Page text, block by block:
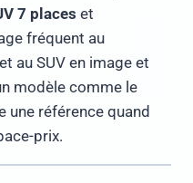
7 places et
fréquent au
au SUV en image et
modèle comme le
une référence quand
prix.